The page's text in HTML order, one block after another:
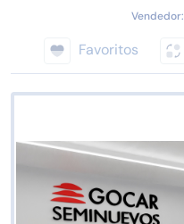
Vendedor:
Favoritos